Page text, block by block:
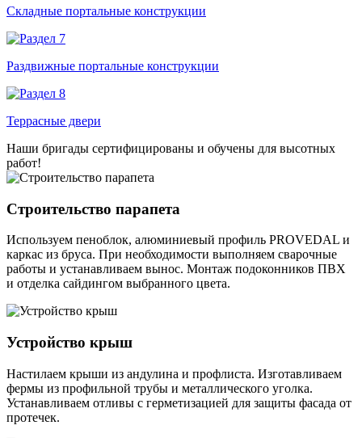
Складные портальные конструкции
Раздвижные портальные конструкции
Террасные двери
Наши бригады сертифицированы и обучены для высотных
работ!
Строительство парапета
Используем пеноблок, алюминиевый профиль PROVEDAL и
каркас из бруса. При необходимости выполняем сварочные
работы и устанавливаем вынос. Монтаж подоконников ПВХ
и отделка сайдингом выбранного цвета.
Устройство крыш
Настилаем крыши из андулина и профлиста. Изготавливаем
фермы из профильной трубы и металлического уголка.
Устанавливаем отливы с герметизацией для защиты фасада от
протечек.